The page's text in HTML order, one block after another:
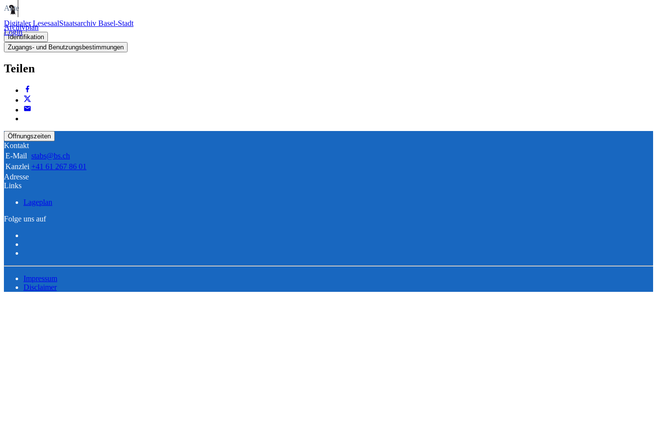
Digitaler LesesaalStaatsarchiv Basel-Stadt
Login
Akte
Archivplan
Identifikation
Zugangs- und Benutzungsbestimmungen
Teilen
Öffnungszeiten
Kontakt
E-Mail stabs@bs.ch
Kanzlei +41 61 267 86 01
Adresse
Links
Lageplan
Folge uns auf
Impressum
Disclaimer